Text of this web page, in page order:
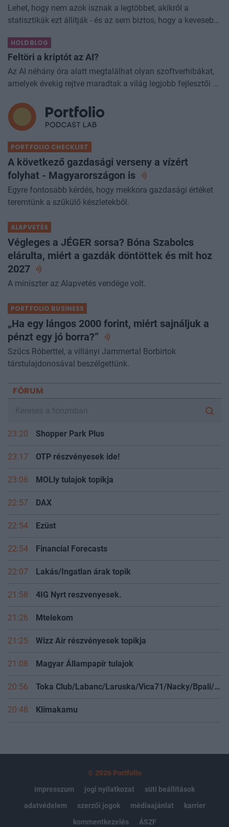
Lehet, hogy nem azok isznak a legtöbbet, akikről a
statisztikák ezt állítják - és az sem biztos, hogy a kevesebb
Kevesebb alkoholt iszunk
HOLDBLOG
Feltöri a kriptót az AI?
Az AI néhány óra alatt megtalálhat olyan szoftverhibákat,
amelyek évekig rejtve maradtak a világ legjobb fejlesztői és
különösen nagy...
PORTFOLIO CHECKLIST
A következő gazdasági verseny a vízért
folyhat - Magyarországon is
Egyre fontosabb kérdés, hogy mekkora gazdasági értéket
teremtünk a szűkülő készletekből.
ALAPVETÉS
Végleges a JÉGER sorsa? Bóna Szabolcs
elárulta, miért a gazdák döntöttek és mit hoz
2027
A miniszter az Alapvetés vendége volt.
PORTFOLIO BUSINESS
„Ha egy lángos 2000 forint, miért sajnáljuk a
pénzt egy jó borra?”
Szűcs Róberttel, a villányi Jammertal Borbirtok
társtulajdonosával beszélgettünk.
FÓRUM
23:20 Shopper Park Plus
23:17 OTP részvényesek ide!
23:06 MOLly tulajok topikja
22:57 DAX
22:54 Ezüst
22:54 Financial Forecasts
22:07 Lakás/Ingatlan árak topik
21:58 4IG Nyrt reszvenyesek.
21:26 Mtelekom
21:25 Wizz Air részvényesek topikja
21:08 Magyar Állampapír tulajok
20:56 Toka Club/Labanc/Laruska/Vica71/Nacky/Bpali/Oldrider/Josefernando/Mcbull/Kawaszabi
20:48 Klímakamu
© 2026 Portfolio
impresszum
jogi nyilatkozat
süti beállítások
adatvédelem
szerzői jogok médiaajánlat
karrier
kommentkezelés
ÁSZF